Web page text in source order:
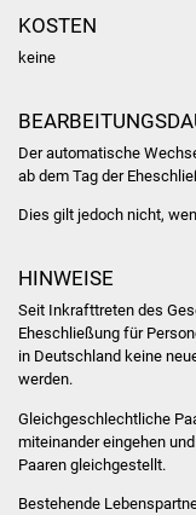
KOSTEN
keine
Der automatische
ab dem Tag der
Dies gilt jedoch nicht,
HINWEISE
Seit Inkrafttreten des
Eheschließung für
in Deutschland keine
werden.
Gleichgeschlechtliche
miteinander eingehen
Paaren gleichgestellt.
Bestehende